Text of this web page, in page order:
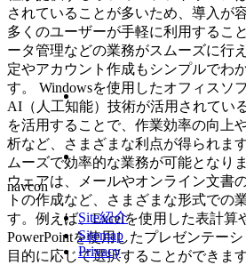
されていることが多いため、導入が
多くのユーザーが手軽に利用するこ
ータ管理などの業務がスムーズに行
定やアカウント作成もシンプルでわ
す。 Windowsを使用したオフィスソ
AI（人工知能）技術が活用されてい
を活用することで、作業効率の向上
析など、さまざまな利点が得られま
ムーズで効率的な業務が可能となり
ウェアは、メールやオンライン文書
トの作成など、さまざまな形式での
す。例えば、Excelを使用した表計算
PowerPointを使用したプレゼンテー
目的に応じて選択することができま
navcon
Site紹介
Sitemap
Privacy